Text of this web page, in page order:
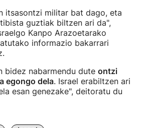
itsasontzi militar bat dago, eta
guztiak biltzen ari da",
Kanpo Arazoetarako
informazio bakarrari
bidez nabarmendu dute ontzi
egongo dela. Israel erabiltzen ari
esan genezake", deitoratu du